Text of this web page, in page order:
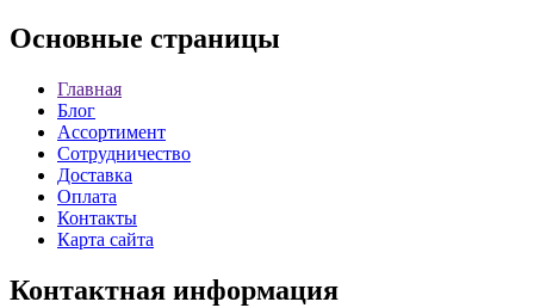
Основные страницы
Главная
Блог
Ассортимент
Сотрудничество
Доставка
Оплата
Контакты
Карта сайта
Контактная информация